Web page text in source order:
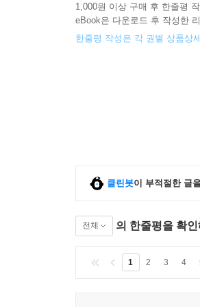
1,000원 이상 구매 후 한줄평
eBook은 다운로드 후 작성한
한줄평 작성은 각 권별 상품상
클린봇이 부적절한 글
전체 의 한줄평을 확
1 2 3 4